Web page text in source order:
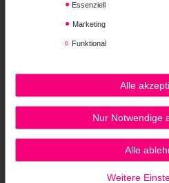
Aigner Fössinger OG
Datenschutz
Impressum
Widerrufsformular
Essenziell
Marketing
Funktional
Alle
Nur Notwendige
Alle
Weitere